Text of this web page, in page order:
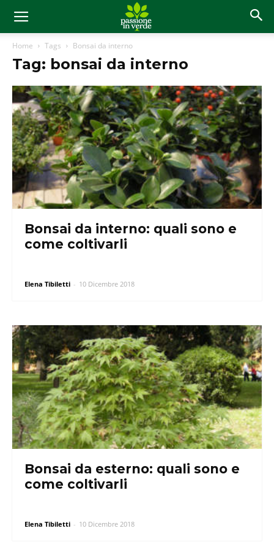
Home Tags Bonsai da interno
Tag: bonsai da interno
Bonsai da interno: quali sono e
come coltivarli
Elena Tibiletti - 10 Dicembre 2018
Bonsai da esterno: quali sono e
come coltivarli
Elena Tibiletti - 10 Dicembre 2018